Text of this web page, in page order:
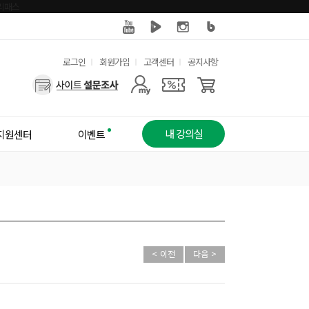
유
용
로그인 회원가입 고객센터 공지사항
사
원센터 이벤트 내 강의실
< 이전 다음 >